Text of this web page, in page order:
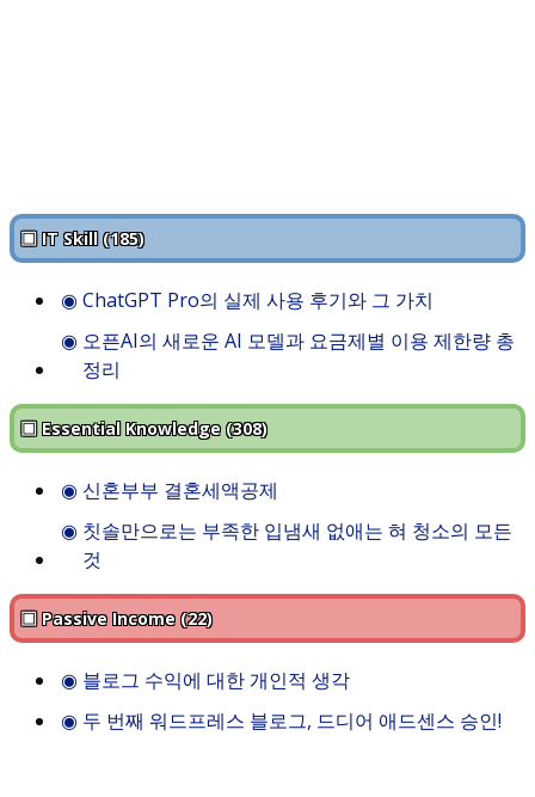
▣ IT Skill (185)
◉ ChatGPT Pro의 실제 사용 후기와 그 가치
◉ 오픈AI의 새로운 AI 모델과 요금제별 이용 제한량 총
정리
▣ Essential Knowledge (308)
◉ 신혼부부 결혼세액공제
◉ 칫솔만으로는 부족한 입냄새 없애는 혀 청소의 모든
것
▣ Passive Income (22)
◉ 블로그 수익에 대한 개인적 생각
◉ 두 번째 워드프레스 블로그, 드디어 애드센스 승인!